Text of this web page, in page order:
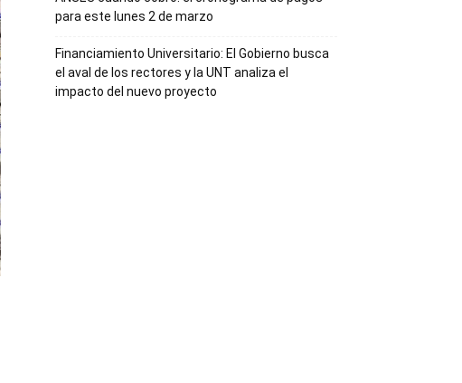
para este lunes 2 de marzo
Financiamiento Universitario: El Gobierno busca
el aval de los rectores y la UNT analiza el
impacto del nuevo proyecto